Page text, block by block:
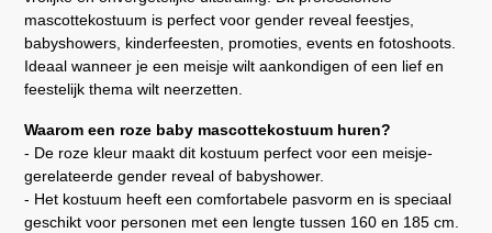
mascottekostuum is perfect voor gender reveal feestjes,
babyshowers, kinderfeesten, promoties, events en fotoshoots.
Ideaal wanneer je een meisje wilt aankondigen of een lief en
feestelijk thema wilt neerzetten.
Waarom een roze baby mascottekostuum huren?
- De roze kleur maakt dit kostuum perfect voor een meisje-
gerelateerde gender reveal of babyshower.
- Het kostuum heeft een comfortabele pasvorm en is speciaal
geschikt voor personen met een lengte tussen 160 en 185 cm.